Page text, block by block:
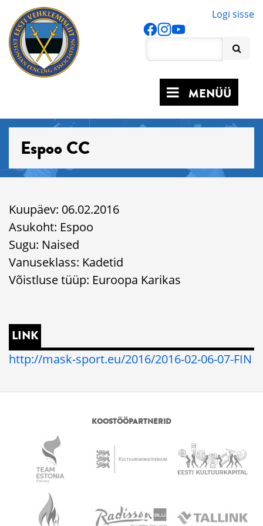
Logi sisse
MENÜÜ
Espoo CC
Kuupäev: 06.02.2016
Asukoht: Espoo
Sugu: Naised
Vanuseklass: Kadetid
Võistluse tüüp: Euroopa Karikas
LINK
http://mask-sport.eu/2016/2016-02-06-07-FIN
KOOSTÖÖPARTNERID